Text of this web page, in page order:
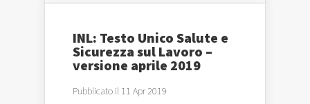
INL: Testo Unico Salute e
Sicurezza sul Lavoro –
versione aprile 2019
Pubblicato il 11 Apr 2019